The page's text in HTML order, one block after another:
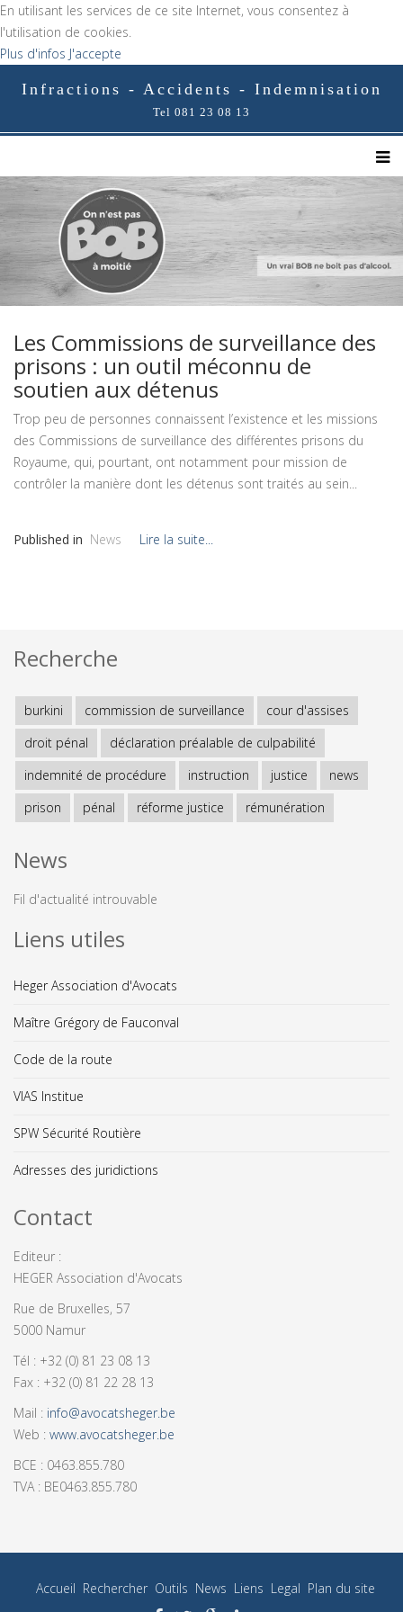
En utilisant les services de ce site Internet, vous consentez à
l'utilisation de cookies.
Plus d'infos J'accepte
Infractions - Accidents - Indemnisation
Tel 081 23 08 13
Les Commissions de surveillance des
prisons : un outil méconnu de
soutien aux détenus
Trop peu de personnes connaissent l’existence et les missions
des Commissions de surveillance des différentes prisons du
Royaume, qui, pourtant, ont notamment pour mission de
contrôler la manière dont les détenus sont traités au sein...
Published in News Lire la suite...
Recherche
burkini commission de surveillance
cour d'assises
droit pénal
déclaration préalable de culpabilité
indemnité de procédure
instruction justice
news
prison
pénal réforme justice rémunération
News
Fil d'actualité introuvable
Liens utiles
Heger Association d'Avocats
Maître Grégory de Fauconval
Code de la route
VIAS Institue
SPW Sécurité Routière
Adresses des juridictions
Contact
Editeur :
HEGER Association d'Avocats
Rue de Bruxelles, 57
5000 Namur
Tél : +32 (0) 81 23 08 13
Fax : +32 (0) 81 22 28 13
Mail : info@avocatsheger.be
Web : www.avocatsheger.be
BCE : 0463.855.780
TVA : BE0463.855.780
Accueil Rechercher Outils News Liens Legal Plan du site